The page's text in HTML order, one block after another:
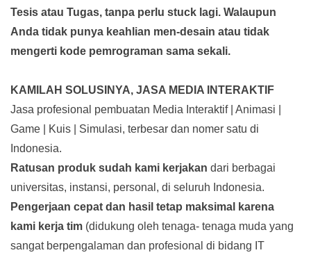
Tesis atau Tugas, tanpa perlu stuck lagi. Walaupun
Anda tidak punya keahlian men-desain atau tidak
mengerti kode pemrograman sama sekali.
KAMILAH SOLUSINYA, JASA MEDIA INTERAKTIF
Jasa profesional pembuatan Media Interaktif | Animasi |
Game | Kuis | Simulasi, terbesar dan nomer satu di
Indonesia.
Ratusan produk sudah kami kerjakan dari berbagai
universitas, instansi, personal, di seluruh Indonesia.
Pengerjaan cepat dan hasil tetap maksimal karena
kami kerja tim (didukung oleh tenaga- tenaga muda yang
sangat berpengalaman dan profesional di bidang IT